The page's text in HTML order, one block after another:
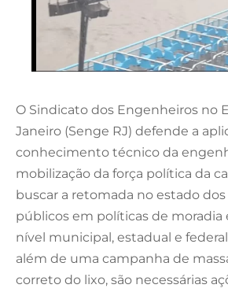
O Sindicato dos Engenheiros no
Janeiro (Senge RJ) defende a
conhecimento técnico da
mobilização da força política da
buscar a retomada no estado
públicos em políticas de moradia
nível municipal, estadual e
além de uma campanha de
correto do lixo, são necessárias